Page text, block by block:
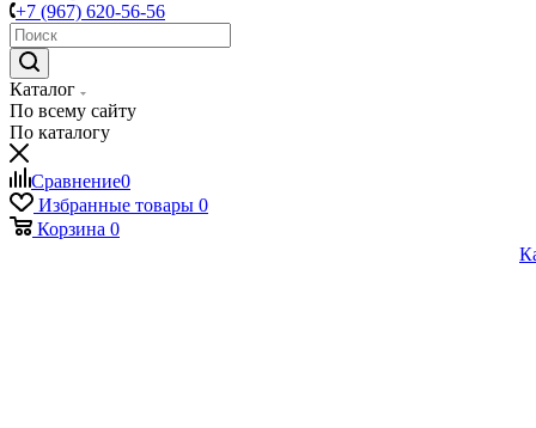
+7 (967) 620-56-56
Каталог
По всему сайту
По каталогу
Сравнение0
Избранные товары 0
Корзина 0